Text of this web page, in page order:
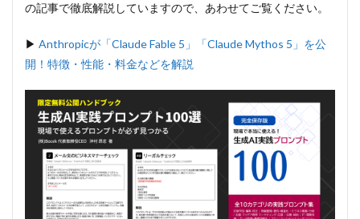
の記事で徹底解説していますので、あわせてご覧ください。
▶︎ Anthropicが「Claude Fable 5」「Claude Mythos 5」を公
開！特徴・性能・料金などを解説